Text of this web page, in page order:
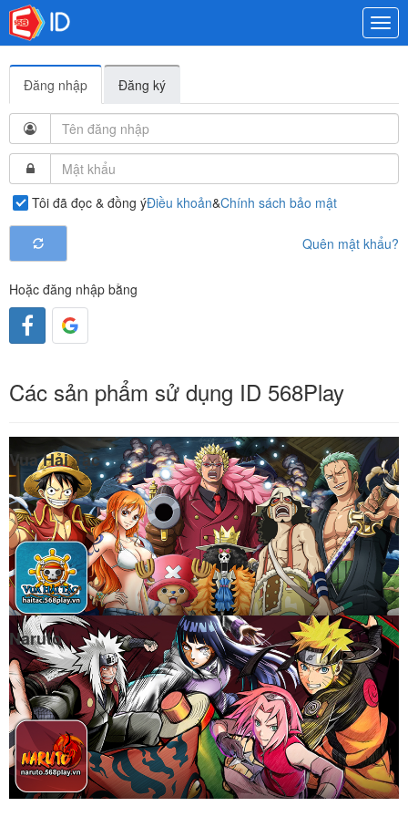
Đăng nhập Đăng ký
Tôi đã đọc & đồng ýĐiều khoản&Chính sách bảo mật
Quên mật khẩu?
Hoặc đăng nhập bằng
Các sản phẩm sử dụng ID 568Play
Vua Hải Tặc
Naruto